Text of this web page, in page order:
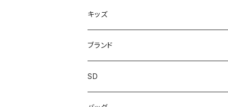
上履き/スリッパ
レインシューズ
カジュアル
サンダル/クロッグ
サンダル・スリッパ
メンズ\レインシューズ
スニーカー
キッズ
スニーカー
レインシューズ
ブランド
ブランド1
アディダス adidas
SD